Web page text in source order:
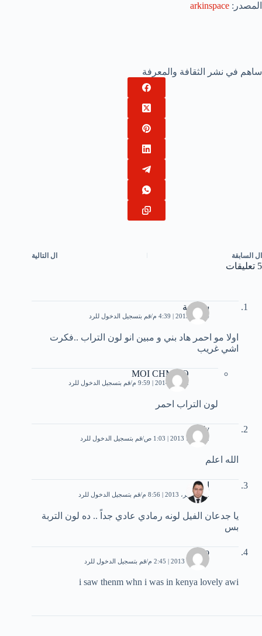
المصدر: arkinspace
ساهم في نشر الثقافة والمعرفة
ال السابقة ال التالية
5 تعليقات
سميحة
4 مايو، 2013 | 4:39 م قم بتسجيل الدخول للرد
اولا مو احمر هاد بني و مبين انو لون التراب ..فكرت
اشي غريب
MOI CHMISO
2 يناير، 2014 | 9:59 م قم بتسجيل الدخول للرد
لون التراب احمر
afefy
22 يونيو، 2013 | 1:03 ص قم بتسجيل الدخول للرد
الله اعلم
إسلام
12 سبتمبر، 2013 | 8:56 م قم بتسجيل الدخول للرد
يا جدعان الفيل لونه رمادي عادي جداً .. ده لون التربة
بس
lolo
7 أكتوبر، 2013 | 2:45 م قم بتسجيل الدخول للرد
i saw thenm whn i was in kenya lovely awi